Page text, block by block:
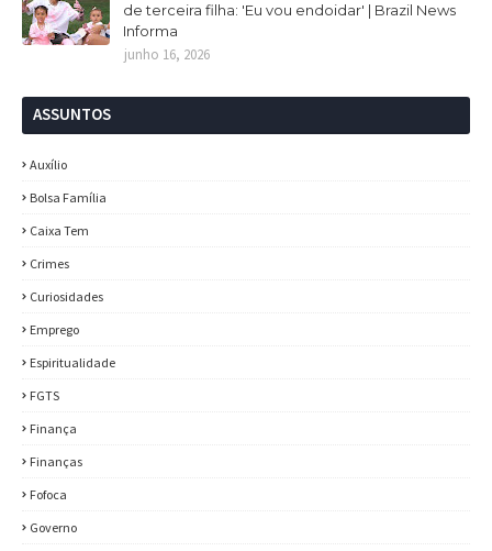
de terceira filha: 'Eu vou endoidar' | Brazil News
Informa
junho 16, 2026
ASSUNTOS
Auxílio
Bolsa Família
Caixa Tem
Crimes
Curiosidades
Emprego
Espiritualidade
FGTS
Finança
Finanças
Fofoca
Governo